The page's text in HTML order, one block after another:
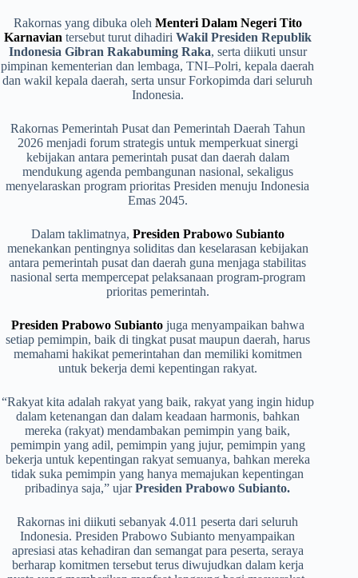
Rakornas yang dibuka oleh Menteri Dalam Negeri Tito
Karnavian tersebut turut dihadiri Wakil Presiden Republik
Indonesia Gibran Rakabuming Raka, serta diikuti unsur
pimpinan kementerian dan lembaga, TNI–Polri, kepala daerah
dan wakil kepala daerah, serta unsur Forkopimda dari seluruh
Indonesia.
Rakornas Pemerintah Pusat dan Pemerintah Daerah Tahun
2026 menjadi forum strategis untuk memperkuat sinergi
kebijakan antara pemerintah pusat dan daerah dalam
mendukung agenda pembangunan nasional, sekaligus
menyelaraskan program prioritas Presiden menuju Indonesia
Emas 2045.
Dalam taklimatnya, Presiden Prabowo Subianto
menekankan pentingnya soliditas dan keselarasan kebijakan
antara pemerintah pusat dan daerah guna menjaga stabilitas
nasional serta mempercepat pelaksanaan program-program
prioritas pemerintah.
Presiden Prabowo Subiantojuga menyampaikan bahwa
setiap pemimpin, baik di tingkat pusat maupun daerah, harus
memahami hakikat pemerintahan dan memiliki komitmen
untuk bekerja demi kepentingan rakyat.
“Rakyat kita adalah rakyat yang baik, rakyat yang ingin hidup
dalam ketenangan dan dalam keadaan harmonis, bahkan
mereka (rakyat) mendambakan pemimpin yang baik,
pemimpin yang adil, pemimpin yang jujur, pemimpin yang
bekerja untuk kepentingan rakyat semuanya, bahkan mereka
tidak suka pemimpin yang hanya memajukan kepentingan
pribadinya saja,” ujarPresiden Prabowo Subianto.
Rakornas ini diikuti sebanyak 4.011 peserta dari seluruh
Indonesia. Presiden Prabowo Subianto menyampaikan
apresiasi atas kehadiran dan semangat para peserta, seraya
berharap komitmen tersebut terus diwujudkan dalam kerja